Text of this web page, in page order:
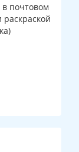
почтовом
раскраской